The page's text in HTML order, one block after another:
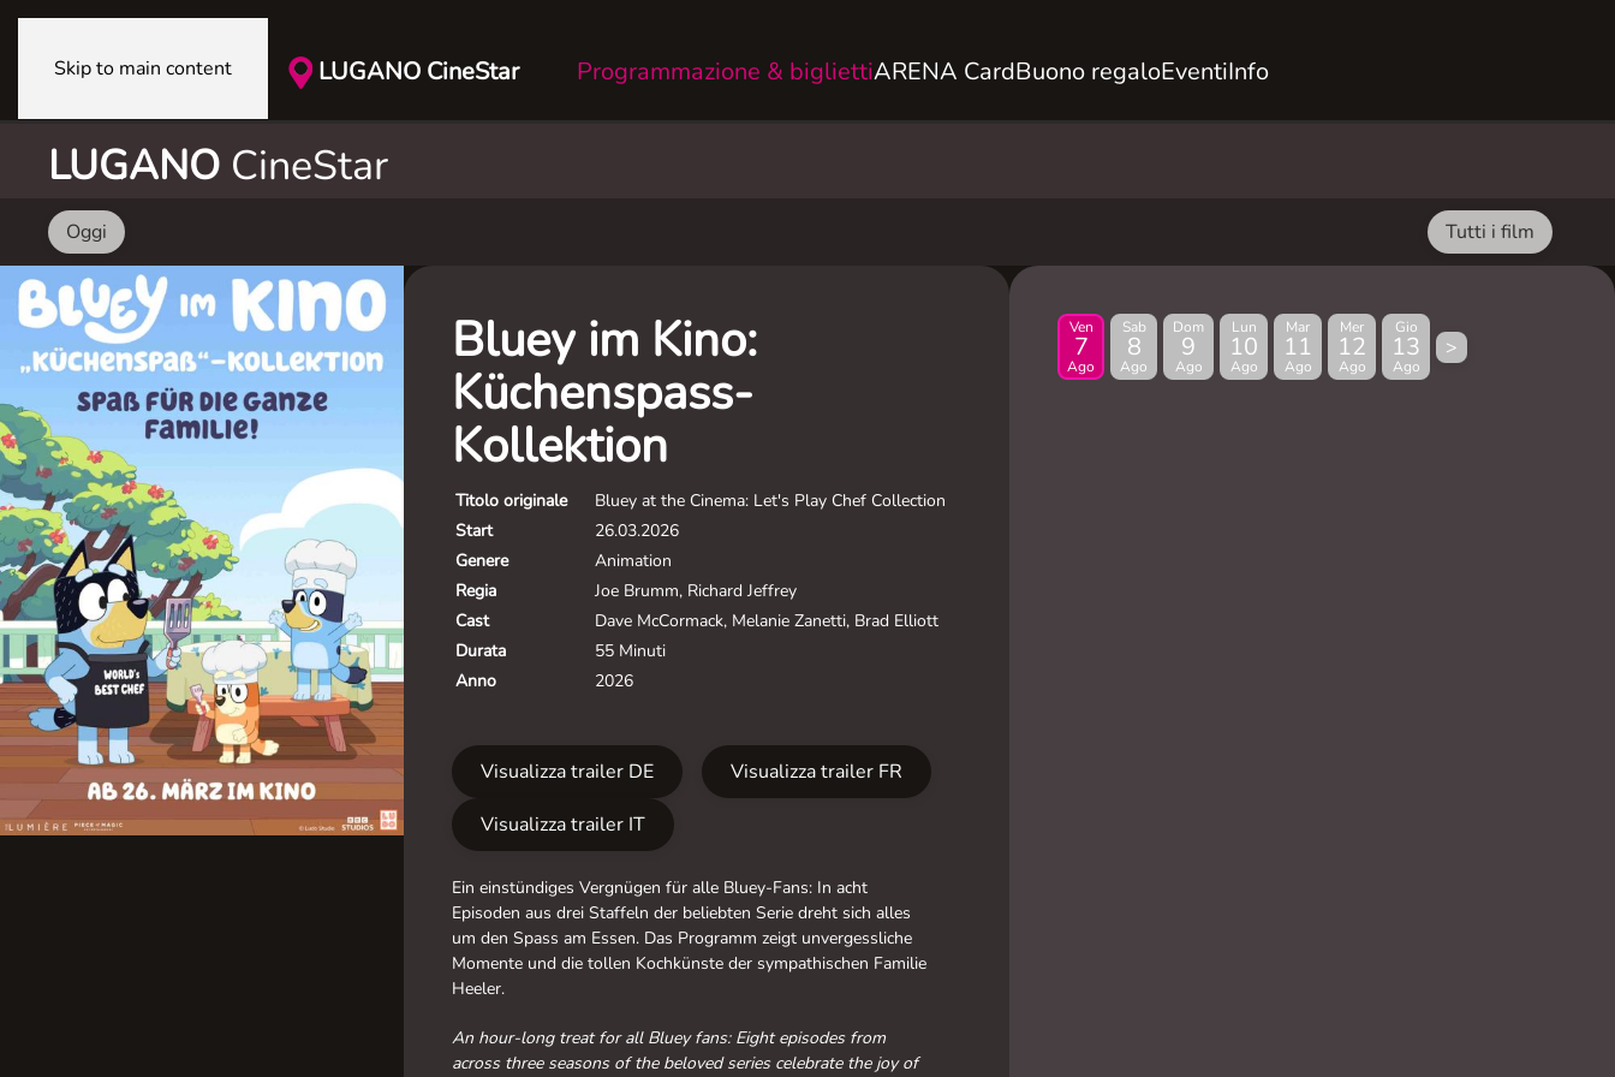
Skip to main content LUGANO CineStar Programmazione & bigliettiARENA CardBuono regaloEventiInfo
LUGANO CineStar
Oggi Tutti i film
Bluey im Kino:
Küchenspass-
Kollektion
Titolo originale
Bluey at the Cinema: Let's Play Chef Collection
Start
26.03.2026
Genere
Animation
Regia
Joe Brumm, Richard Jeffrey
Cast
Dave McCormack, Melanie Zanetti, Brad Elliott
Durata
55 Minuti
Anno
2026
Visualizza trailer DE
Visualizza trailer FR
Visualizza trailer IT
Ein einstündiges Vergnügen für alle Bluey-Fans: In acht
Episoden aus drei Staffeln der beliebten Serie dreht sich alles
um den Spass am Essen. Das Programm zeigt unvergessliche
Momente und die tollen Kochkünste der sympathischen Familie
Heeler.
An hour-long treat for all Bluey fans: Eight episodes from
across three seasons of the beloved series celebrate the joy of
Ven
7
Ago
Sab
8
Ago
Dom
9
Ago
Lun
10
Ago
Mar
11
Ago
Mer
12
Ago
Gio
13
Ago
>